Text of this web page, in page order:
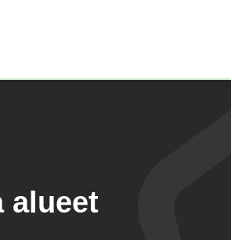
alueet